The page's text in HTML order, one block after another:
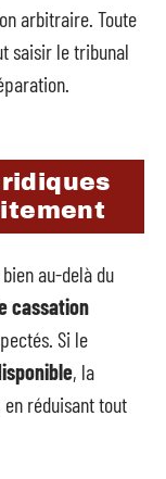
arbitraire. Toute
saisir le tribunal
au-delà du
cassation
Si le
, la
réduisant tout